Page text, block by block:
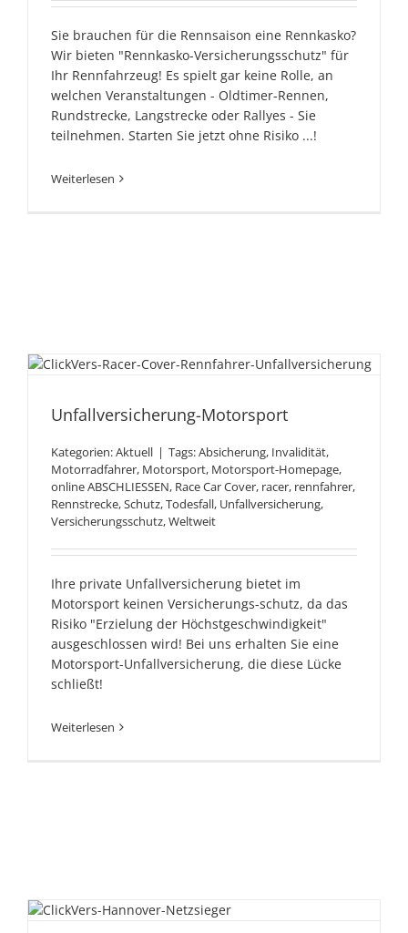
Sie brauchen für die Rennsaison eine Rennkasko?
Wir bieten "Rennkasko-Versicherungsschutz" für
Ihr Rennfahrzeug! Es spielt gar keine Rolle, an
welchen Veranstaltungen - Oldtimer-Rennen,
Rundstrecke, Langstrecke oder Rallyes - Sie
teilnehmen. Starten Sie jetzt ohne Risiko ...!
Weiterlesen
Unfallversicherung-
Motorsport
Unfallversicherung-Motorsport
Kategorien:Aktuell | Tags:Absicherung, Invalidität,
Motorradfahrer, Motorsport, Motorsport-Homepage,
online ABSCHLIESSEN, Race Car Cover, racer, rennfahrer,
Rennstrecke,Schutz,Todesfall, Unfallversicherung,
Versicherungsschutz,Weltweit
Ihre private Unfallversicherung bietet im
Motorsport keinen Versicherungs-schutz, da das
Risiko "Erzielung der Höchstgeschwindigkeit"
ausgeschlossen wird! Bei uns erhalten Sie eine
Motorsport-Unfallversicherung, die diese Lücke
schließt!
Weiterlesen
Rennfahrer-